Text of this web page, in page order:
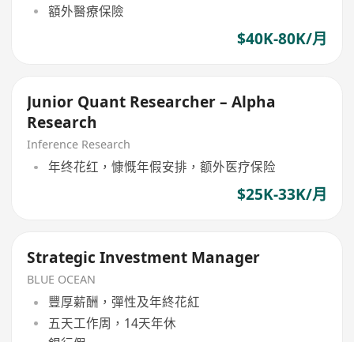
額外醫療保險
$40K-80K/月
Junior Quant Researcher – Alpha
Research
Inference Research
年终花红，慷慨年假安排，额外医疗保险
$25K-33K/月
Strategic Investment Manager
BLUE OCEAN
豐厚薪酬，彈性及年終花紅
五天工作周，14天年休